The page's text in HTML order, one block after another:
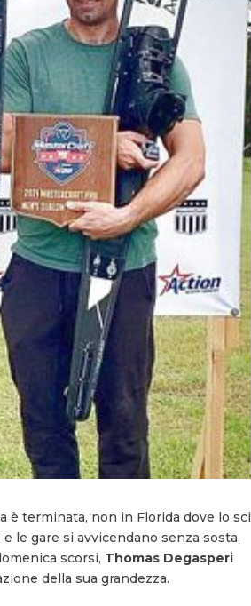
è terminata, non in Florida dove lo sci
le gare si avvicendano senza sosta.
scorsi, Thomas Degasperi
della sua grandezza.